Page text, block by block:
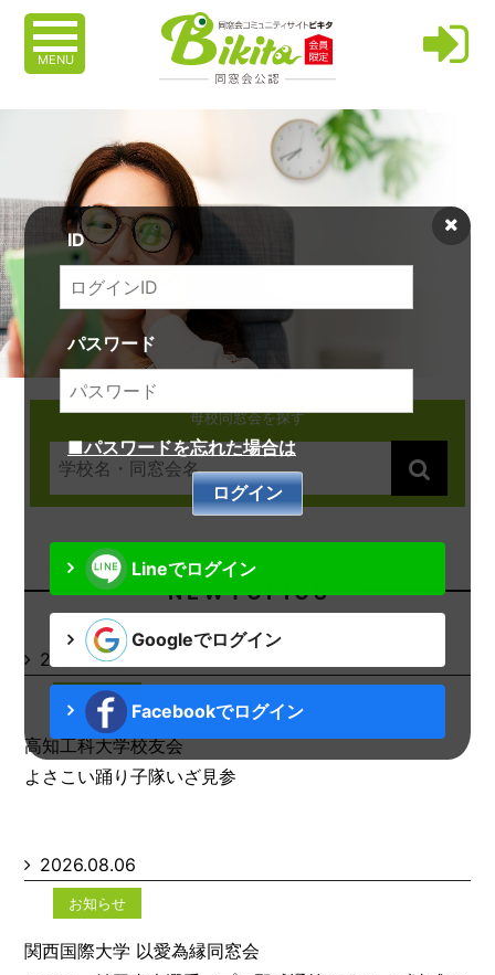
MENU
ID
パスワード
■パスワードを忘れた場合は
Lineでログイン
Googleでログイン
Facebookでログイン
母校同窓会を探す
N E W T O P I C S
2026.08.06
お知らせ
高知工科大学校友会
よさこい踊り子隊いざ見参
2026.08.06
お知らせ
関西国際大学 以愛為縁同窓会